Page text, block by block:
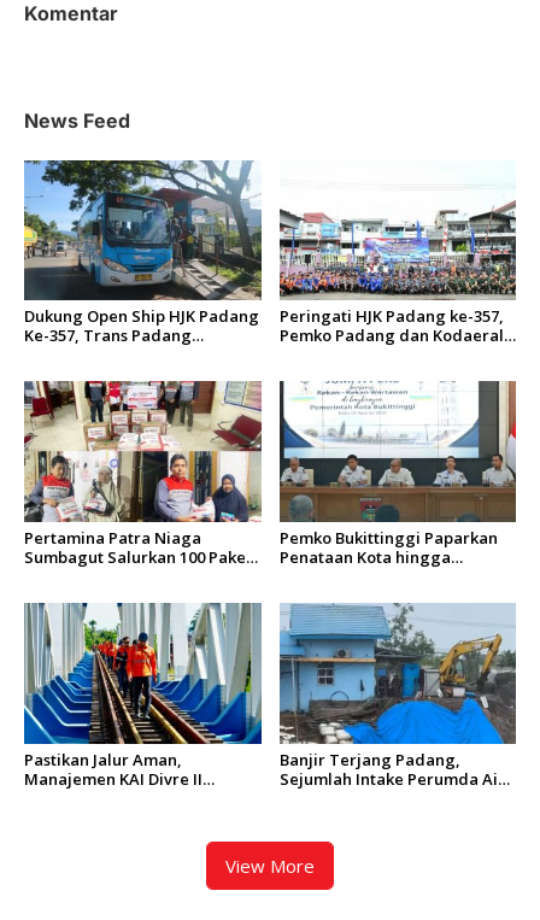
s
o
s
Komentar
News Feed
Dukung Open Ship HJK Padang
Ke-357, Trans Padang
Peringati HJK Padang ke-357,
Pemko Padang dan Kodaeral
Pertamina Patra Niaga
Sumbagut Salurkan 100 Paket
Pemko Bukittinggi Paparkan
Penataan Kota hingga
Pastikan Jalur Aman,
Manajemen KAI Divre II
Banjir Terjang Padang,
Sejumlah Intake Perumda Air
View More